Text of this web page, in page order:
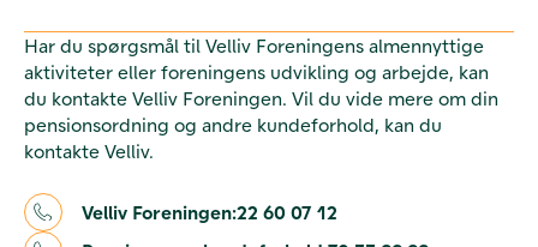
Har du spørgsmål til Velliv Foreningens almennyttige
aktiviteter eller foreningens udvikling og arbejde, kan
du kontakte Velliv Foreningen. Vil du vide mere om din
pensionsordning og andre kundeforhold, kan du
kontakte Velliv.
Velliv Foreningen:22 60 07 12